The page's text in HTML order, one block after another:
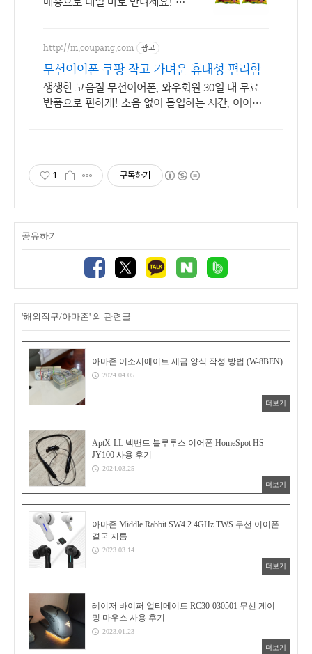
요!
http://m.coupang.com 광고
무선이어폰 쿠팡 작고 가벼운 휴대성 편리함
생생한 고음질 무선이어폰, 와우회원 30일 내 무료
반품으로 편하게! 소음 없이 몰입하는 시간, 이어폰,
1 구독하기
공유하기
'해외직구/아마존' 의 관련글
아마존 어소시에이트 세금 양식 작성 방법 (W-8BEN)
2024.04.05
더보기
AptX-LL 넥밴드 블루투스 이어폰 HomeSpot HS-
JY100 사용 후기
2024.03.25
더보기
아마존 Middle Rabbit SW4 2.4GHz TWS 무선 이어폰
결국 지름
2023.03.14
더보기
레이저 바이퍼 얼티메이트 RC30-030501 무선 게이
밍 마우스 사용 후기
2023.01.23
더보기